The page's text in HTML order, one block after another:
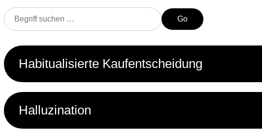
Go
Habitualisierte Kaufentscheidung
Halluzination